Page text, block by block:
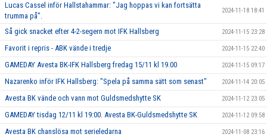
Lucas Cassel inför Hallstahammar: "Jag hoppas vi kan fortsätta
trumma på".
2024-11-18 18:41
Så gick snacket efter 4-2-segern mot IFK Hallsberg 2024-11-15 23:28
Favorit i repris - ABK vände i tredje 2024-11-15 22:40
GAMEDAY Avesta BK-IFK Hallsberg fredag 15/11 kl 19.00 2024-11-15 09:17
Nazarenko inför IFK Hallsberg: "Spela på samma sätt som senast" 2024-11-14 20:05
Avesta BK vände och vann mot Guldsmedshytte SK 2024-11-12 23:05
GAMEDAY tisdag 12/11 kl 19:00. Avesta BK-Guldsmedshytte SK 2024-11-12 09:58
Avesta BK chanslösa mot serieledarna 2024-11-08 23:16